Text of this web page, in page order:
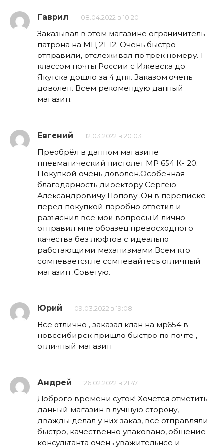
Гаврил 08.04.2022 в 10:20
Заказывал в этом магазине ограничитель
патрона на МЦ 21-12. Очень быстро
отправили, отслеживал по трек номеру. 1
классом почты России с Ижевска до
Якутска дошло за 4 дня. Заказом очень
доволен. Всем рекомендую данный
магазин.
Евгений 12.03.2022 в 20:03
Преобрёл в данном магазине
пневматический пистолет МР 654 К- 20.
Покупкой очень доволен.Особенная
благодарность директору Сергею
Александровичу Попову .Он в переписке
перед покупкой поробно ответил и
разъяснил все мои вопросы.И лично
отправил мне обоазец превосходного
качества без люфтов с идеально
работающими механизмами.Всем кто
сомневается,не сомневайтесь отличный
магазин .Советую.
Юрий 09.03.2022 в 19:08
Все отлично , заказал клан на мр654 в
новосибирск пришло быстро по почте ,
отличный магазин
Андрей 26.02.2022 в 21:47
Доброго времени суток! Хочется отметить
данный магазин в лучшую сторону,
дважды делал у них заказ, всё отправляли
быстро, качественно упаковано, общение
консультанта очень уважительное и